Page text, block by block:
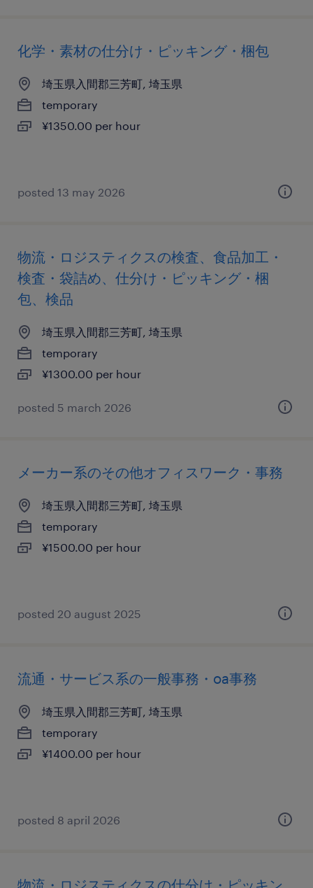
化学・素材の仕分け・ピッキング・梱包
埼玉県入間郡三芳町, 埼玉県
temporary
¥1350.00 per hour
posted 13 may 2026
物流・ロジスティクスの検査、食品加工・
検査・袋詰め、仕分け・ピッキング・梱
包、検品
埼玉県入間郡三芳町, 埼玉県
temporary
¥1300.00 per hour
posted 5 march 2026
メーカー系のその他オフィスワーク・事務
埼玉県入間郡三芳町, 埼玉県
temporary
¥1500.00 per hour
posted 20 august 2025
流通・サービス系の一般事務・oa事務
埼玉県入間郡三芳町, 埼玉県
temporary
¥1400.00 per hour
posted 8 april 2026
物流・ロジスティクスの仕分け・ピッキン